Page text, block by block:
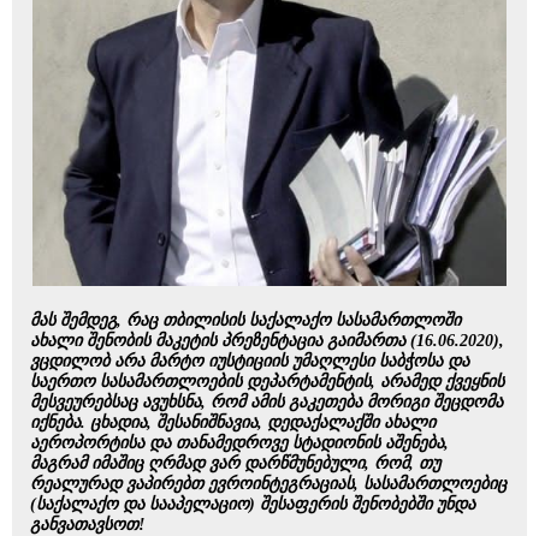
მას შემდეგ, რაც თბილისის საქალაქო სასამართლოში
ახალი შენობის მაკეტის პრეზენტაცია გაიმართა (16.06.2020),
ვცდილობ არა მარტო იუსტიციის უმაღლესი საბჭოსა და
საერთო სასამართლოების დეპარტამენტის, არამედ ქვეყნის
მესვეურებსაც ავუხსნა, რომ ამის გაკეთება მორიგი შეცდომა
იქნება. ცხადია, შესანიშნავია, დედაქალაქში ახალი
აეროპორტისა და თანამედროვე სტადიონის აშენება,
მაგრამ იმაშიც ღრმად ვარ დარწმუნებული, რომ, თუ
რეალურად ვაპირებთ ევროინტეგრაციას, სასამართლოებიც
(საქალაქო და სააპელაციო) შესაფერის შენობებში უნდა
განვათავსოთ!